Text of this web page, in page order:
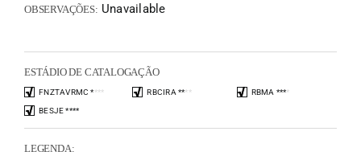
OBSERVAÇÕES: Unavailable
ESTÁDIO DE CATALOGAÇÃO
FNZTAVRMC **** RBCIRA **** RBMA ****
BESJE ****
LEGENDA: